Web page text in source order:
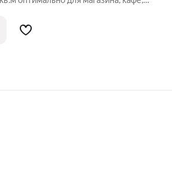
любых идей. Два отдельных